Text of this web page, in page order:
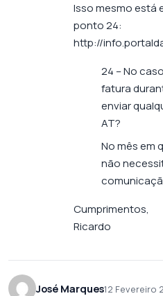
Isso mesmo está
ponto 24:
http://
24 – No
fatura
enviar
AT?
No mês em
não
Cumprimentos,
Ricardo
José Marques12 Fevereiro